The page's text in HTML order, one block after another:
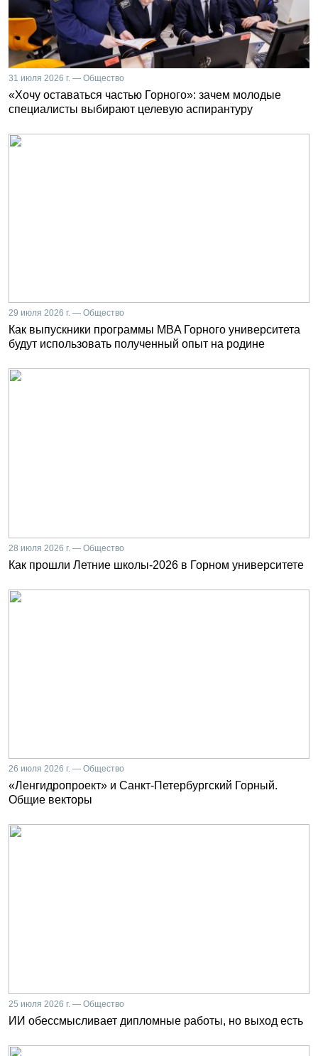
31 июля 2026 г. — Общество
«Хочу оставаться частью Горного»: зачем молодые
специалисты выбирают целевую аспирантуру
29 июля 2026 г. — Общество
Как выпускники программы MBA Горного университета
будут использовать полученный опыт на родине
28 июля 2026 г. — Общество
Как прошли Летние школы-2026 в Горном университете
26 июля 2026 г. — Общество
«Ленгидропроект» и Санкт-Петербургский Горный.
Общие векторы
25 июля 2026 г. — Общество
ИИ обессмысливает дипломные работы, но выход есть